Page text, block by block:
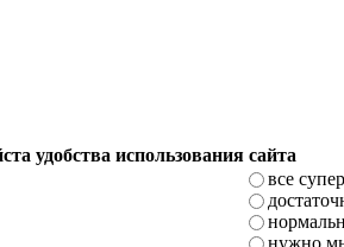
удобства использования сайта
все супер
нужно